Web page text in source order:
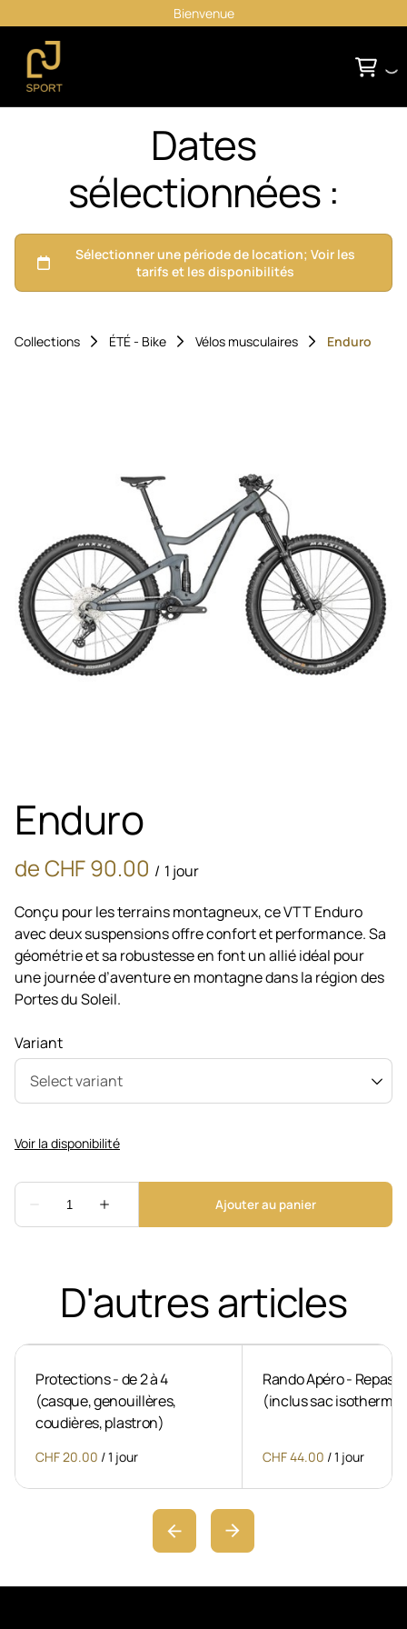
Bienvenue
Dates
sélectionnées :
Collections ÉTÉ - Bike Vélos musculaires Enduro
Enduro
/
Conçu pour les terrains montagneux, ce VTT Enduro
avec deux suspensions offre confort et performance. Sa
géométrie et sa robustesse en font un allié idéal pour
une journée d’aventure en montagne dans la région des
Portes du Soleil.
Variant
D'autres articles
Protections - de 2 à 4
(casque, genouillères,
coudières, plastron)
/
Rando Apéro - Repas
(inclus sac isotherme)
/